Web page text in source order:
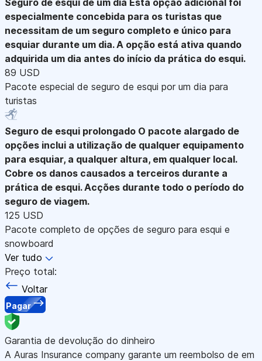
especialmente concebida para os turistas que
necessitam de um seguro completo e único para
esquiar durante um dia. A opção está ativa quando
adquirida um dia antes do início da prática do esqui.
89 USD
Pacote especial de seguro de esqui por um dia para
turistas
Seguro de esqui prolongado O pacote alargado de
opções inclui a utilização de qualquer equipamento
para esquiar, a qualquer altura, em qualquer local.
Cobre os danos causados a terceiros durante a
prática de esqui. Acções durante todo o período do
seguro de viagem.
125 USD
Pacote completo de opções de seguro para esqui e
snowboard
Ver tudo
Preço total:
Voltar
Pagar
Garantia de devolução do dinheiro
A Auras Insurance company garante um reembolso de em